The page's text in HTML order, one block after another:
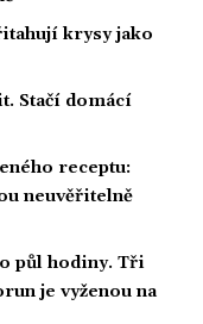
krysy jako
Stačí domácí
receptu:
neuvěřitelně
půl hodiny. Tři
je vyženou na